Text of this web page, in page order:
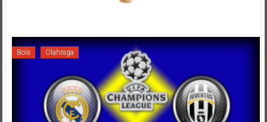
Bola Olahraga